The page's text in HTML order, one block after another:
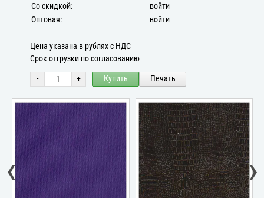
Со скидкой:
войти
Оптовая:
войти
Цена указана в рублях с НДС
Срок отгрузки по согласованию
- + Купить Печать
‹ ›